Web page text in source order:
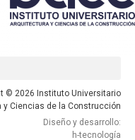
© 2026 Instituto Universitario
y Ciencias de la Construcción
Diseño y desarrollo:
h-tecnología